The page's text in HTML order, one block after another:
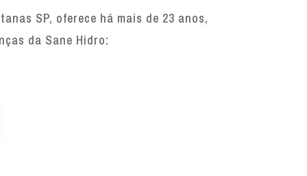
SP, oferece há mais de 23 anos,
da Sane Hidro: